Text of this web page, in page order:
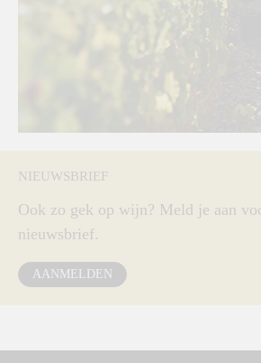
NIEUWSBRIEF
Ook zo gek op wijn? Meld je aan
nieuwsbrief.
AANMELDEN